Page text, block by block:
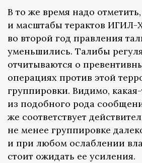
В то же время надо
и масштабы терактов ИГИЛ-
во второй год правления
уменьшились. Талибы
отчитываются о
операциях против этой
группировки. Видимо, какая-
из подобного рода
же соответствует
не менее группировке
и при любом ослаблении
стоит ожидать ее усиления.